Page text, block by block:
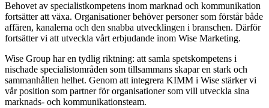
Behovet av specialistkompetens inom marknad och kommunikation
fortsätter att växa. Organisationer behöver personer som förstår både
affären, kanalerna och den snabba utvecklingen i branschen. Därför
fortsätter vi att utveckla vårt erbjudande inom Wise Marketing.
Wise Group har en tydlig riktning: att samla spetskompetens i
nischade specialistområden som tillsammans skapar en stark och
sammanhållen helhet. Genom att integrera KIMM i Wise stärker vi
vår position som partner för organisationer som vill utveckla sina
marknads- och kommunikationsteam.